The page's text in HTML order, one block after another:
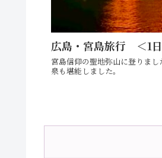
広島・宮島旅行 ＜1
宮島信仰の聖地弥山に登りま
泉も堪能しました。